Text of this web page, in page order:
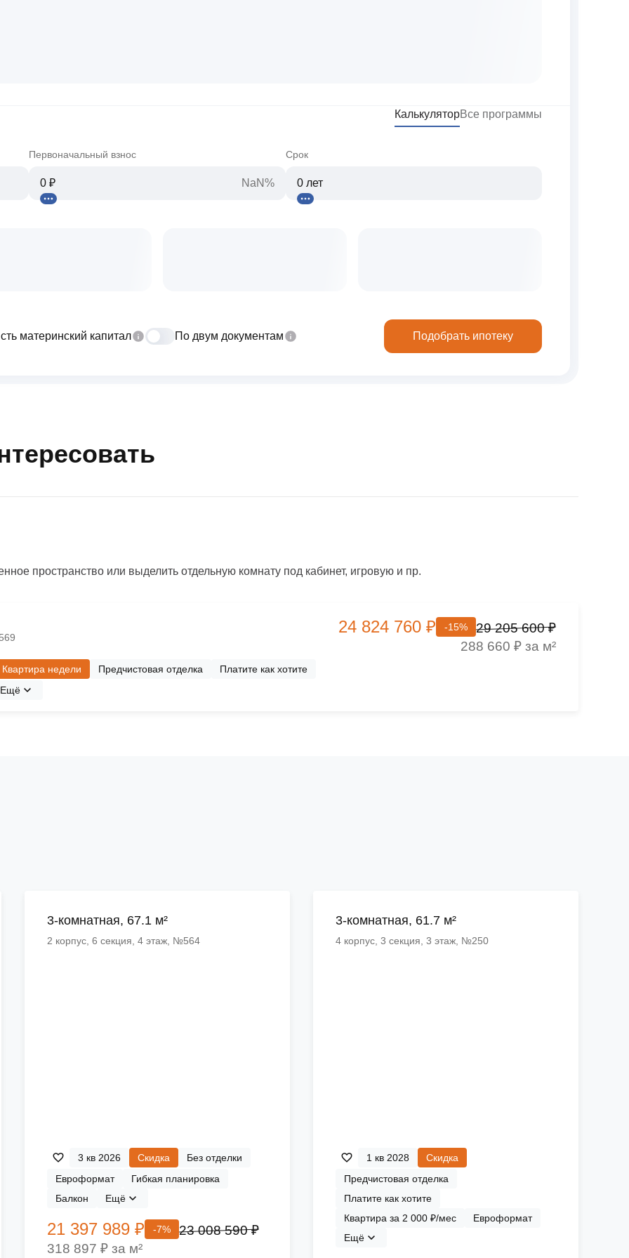
КалькуляторВсе программы
Первоначальный взнос
NaN%
Срок
материнский капитал По двум документам Подобрать ипотеку
пространство или выделить отдельную комнату под кабинет, игровую и пр.
Квартира недели Предчистовая отделка
Платите как хотите
Ещё
24 824 760 ₽ -15%
29 205 600 ₽
288 660 ₽ за м²
3-комнатная, 67.1 м²
2 корпус, 6 секция, 4 этаж, №564
3 кв 2026 Скидка
Без отделки
Евроформат
Гибкая планировка
Балкон
Ещё
21 397 989 ₽ -7%
23 008 590 ₽
318 897 ₽ за м²
3-комнатная, 61.7 м²
4 корпус, 3 секция, 3 этаж, №250
1 кв 2028
Скидка
Предчистовая отделка
Платите как хотите
Квартира за 2 000 ₽/мес
Евроформат
Ещё